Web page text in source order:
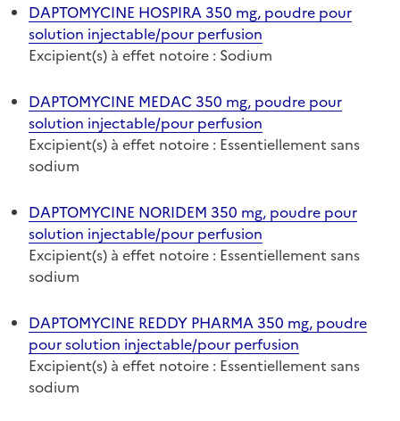
DAPTOMYCINE HOSPIRA 350 mg, poudre pour
solution injectable/pour perfusion
Excipient(s) à effet notoire : Sodium
DAPTOMYCINE MEDAC 350 mg, poudre pour
solution injectable/pour perfusion
Excipient(s) à effet notoire : Essentiellement sans
sodium
DAPTOMYCINE NORIDEM 350 mg, poudre pour
solution injectable/pour perfusion
Excipient(s) à effet notoire : Essentiellement sans
sodium
DAPTOMYCINE REDDY PHARMA 350 mg, poudre
pour solution injectable/pour perfusion
Excipient(s) à effet notoire : Essentiellement sans
sodium